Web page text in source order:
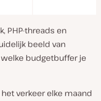
PHP-threads en
beeld van
budgetbuffer je
verkeer elke maand